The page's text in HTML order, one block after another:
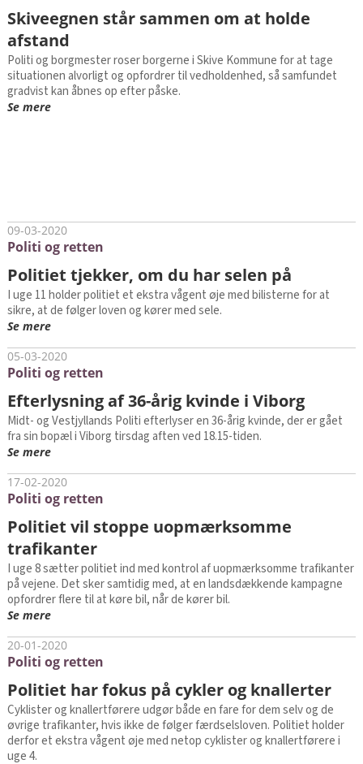
Skiveegnen står sammen om at holde
afstand
Politi og borgmester roser borgerne i Skive Kommune for at tage
situationen alvorligt og opfordrer til vedholdenhed, så samfundet
gradvist kan åbnes op efter påske.
Se mere
09-03-2020
Politi og retten
Politiet tjekker, om du har selen på
I uge 11 holder politiet et ekstra vågent øje med bilisterne for at
sikre, at de følger loven og kører med sele.
Se mere
05-03-2020
Politi og retten
Efterlysning af 36-årig kvinde i Viborg
Midt- og Vestjyllands Politi efterlyser en 36-årig kvinde, der er gået
fra sin bopæl i Viborg tirsdag aften ved 18.15-tiden.
Se mere
17-02-2020
Politi og retten
Politiet vil stoppe uopmærksomme
trafikanter
I uge 8 sætter politiet ind med kontrol af uopmærksomme trafikanter
på vejene. Det sker samtidig med, at en landsdækkende kampagne
opfordrer flere til at køre bil, når de kører bil.
Se mere
20-01-2020
Politi og retten
Politiet har fokus på cykler og knallerter
Cyklister og knallertførere udgør både en fare for dem selv og de
øvrige trafikanter, hvis ikke de følger færdselsloven. Politiet holder
derfor et ekstra vågent øje med netop cyklister og knallertførere i
uge 4.